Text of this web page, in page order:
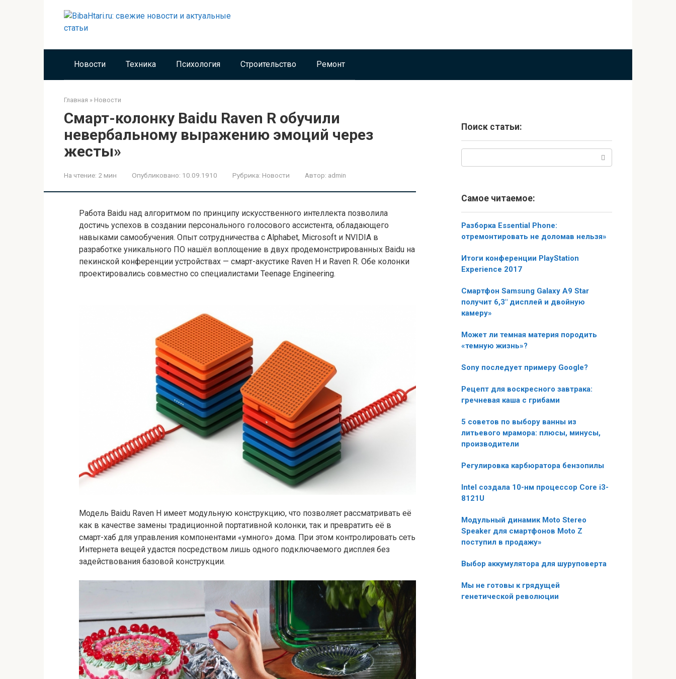
Новости Техника Психология Строительство Ремонт
Главная » Новости
Смарт-колонку Baidu Raven R обучили
невербальному выражению эмоций через
жесты»
На чтение: 2 мин Опубликовано: 10.09.1910 Рубрика: Новости Автор: admin
Работа Baidu над алгоритмом по принципу искусственного интеллекта позволила
достичь успехов в создании персонального голосового ассистента, обладающего
навыками самообучения. Опыт сотрудничества с Alphabet, Microsoft и NVIDIA в
разработке уникального ПО нашёл воплощение в двух продемонстрированных Baidu на
пекинской конференции устройствах — смарт-акустике Raven H и Raven R. Обе колонки
проектировались совместно со специалистами Teenage Engineering.
Модель Baidu Raven H имеет модульную конструкцию, что позволяет рассматривать её
как в качестве замены традиционной портативной колонки, так и превратить её в
смарт-хаб для управления компонентами «умного» дома. При этом контролировать сеть
Интернета вещей удастся посредством лишь одного подключаемого дисплея без
задействования базовой конструкции.
Поиск статьи:
Самое читаемое:
Разборка Essential Phone:
отремонтировать не доломав нельзя»
Итоги конференции PlayStation
Experience 2017
Смартфон Samsung Galaxy A9 Star
получит 6,3″ дисплей и двойную
камеру»
Может ли темная материя породить
«темную жизнь»?
Sony последует примеру Google?
Рецепт для воскресного завтрака:
гречневая каша с грибами
5 советов по выбору ванны из
литьевого мрамора: плюсы, минусы,
производители
Регулировка карбюратора бензопилы
Intel создала 10-нм процессор Core i3-
8121U
Модульный динамик Moto Stereo
Speaker для смартфонов Moto Z
поступил в продажу»
Выбор аккумулятора для шуруповерта
Мы не готовы к грядущей
генетической революции